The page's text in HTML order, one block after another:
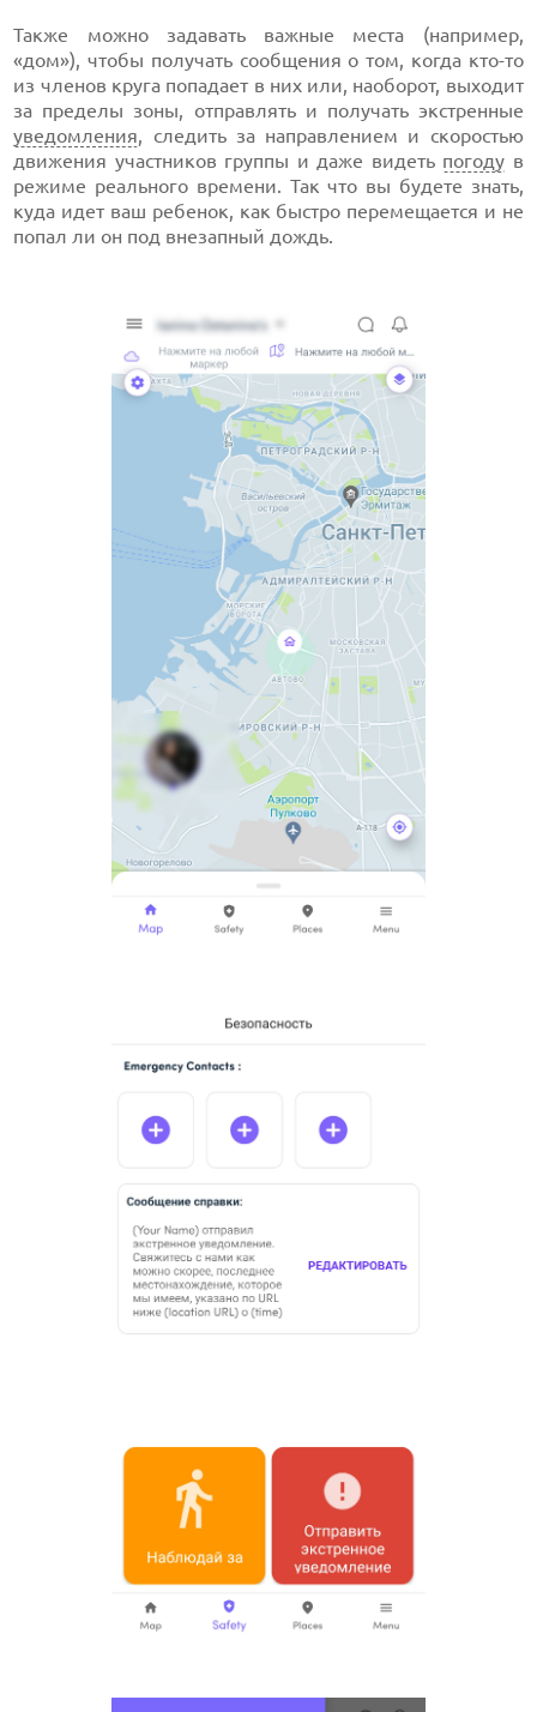
Также можно задавать важные места (например,
«дом»), чтобы получать сообщения о том, когда кто-то
из членов круга попадает в них или, наоборот, выходит
за пределы зоны, отправлять и получать экстренные
уведомления, следить за направлением и скоростью
движения участников группы и даже видеть погоду в
режиме реального времени. Так что вы будете знать,
куда идет ваш ребенок, как быстро перемещается и не
попал ли он под внезапный дождь.